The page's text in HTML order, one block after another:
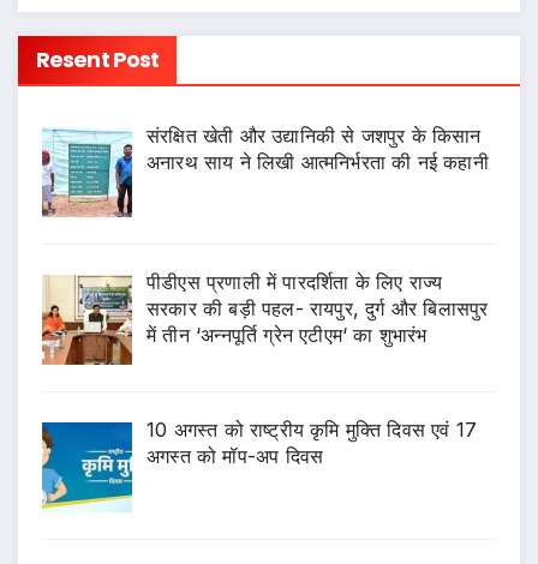
Resent Post
संरक्षित खेती और उद्यानिकी से जशपुर के किसान
अनारथ साय ने लिखी आत्मनिर्भरता की नई कहानी
पीडीएस प्रणाली में पारदर्शिता के लिए राज्य
सरकार की बड़ी पहल- रायपुर, दुर्ग और बिलासपुर
में तीन ‘अन्नपूर्ति ग्रेन एटीएम‘ का शुभारंभ
10 अगस्त को राष्ट्रीय कृमि मुक्ति दिवस एवं 17
अगस्त को मॉप-अप दिवस